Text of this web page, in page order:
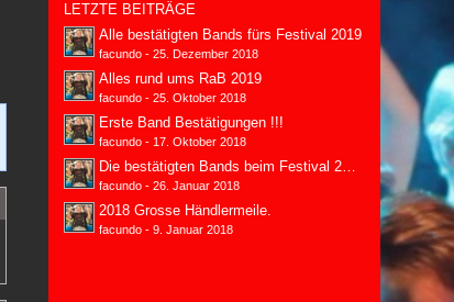
LETZTE BEITRÄGE
Alle bestätigten Bands fürs Festival 2019
facundo -25. Dezember 2018
Alles rund ums RaB 2019
facundo -25. Oktober 2018
Erste Band Bestätigungen !!!
facundo - 17. Oktober 2018
Die bestätigten Bands beim Festival 2018
facundo -26. Januar 2018
2018 Grosse Händlermeile.
facundo -9. Januar 2018